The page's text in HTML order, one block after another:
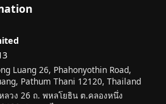
Luang 26, Phahonyothin Road,
Pathum Thani 12120, Thailand
วง 26 ถ. พหลโยธิน ต.คลองหนึ่ง